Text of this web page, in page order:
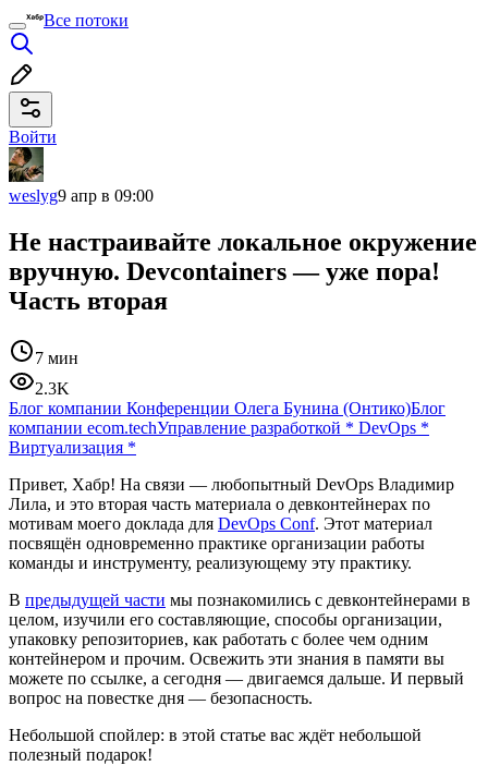
Все потоки
Войти
weslyg9 апр в 09:00
Не настраивайте локальное окружение
вручную. Devcontainers — уже пора!
Часть вторая
7 мин
2.3K
Блог компании Конференции Олега Бунина (Онтико)Блог
компании ecom.techУправление разработкой * DevOps *
Виртуализация *
Привет, Хабр! На связи — любопытный DevOps Владимир
Лила, и это вторая часть материала о девконтейнерах по
мотивам моего доклада для DevOps Conf. Этот материал
посвящён одновременно практике организации работы
команды и инструменту, реализующему эту практику.
В предыдущей части мы познакомились с девконтейнерами в
целом, изучили его составляющие, способы организации,
упаковку репозиториев, как работать с более чем одним
контейнером и прочим. Освежить эти знания в памяти вы
можете по ссылке, а сегодня — двигаемся дальше. И первый
вопрос на повестке дня — безопасность.
Небольшой спойлер: в этой статье вас ждёт небольшой
полезный подарок!